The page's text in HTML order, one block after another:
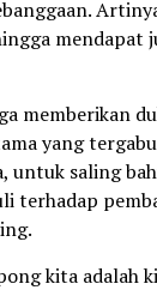
mendapat
memberikan
yang
untuk saling
terhadap
kita adalah